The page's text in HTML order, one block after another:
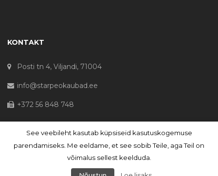
KONTAKT
Posti tn 4, Viljandi, 71004
info@starpeokaubad.ee
+372 56 848 748
© Haljaste OÜ 2020 - Registrikood 10645867
See veebileht kasutab küpsiseid kasutuskogemuse
parendamiseks. Me eeldame, et see sobib Teile, aga Teil on
võimalus sellest keelduda.